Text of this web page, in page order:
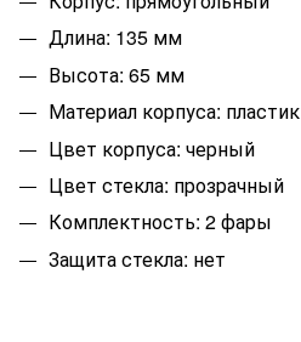
Длина: 135 мм
Высота: 65 мм
Материал корпуса: пластик
Цвет корпуса: черный
Цвет стекла: прозрачный
Комплектность: 2 фары
Защита стекла: нет